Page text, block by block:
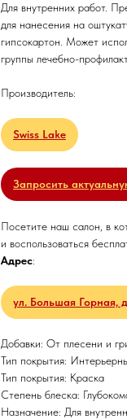
Для внутренних работ.
для нанесения на
гипсокартон. Может
группы лечебно-
Производитель:
Swiss Lake
Запросить
Посетите наш салон, в
и воспользоваться
Адрес:
ул. Большая Горная,
Добавки: От плесени и
Тип покрытия:
Тип покрытия: Краска
Степень блеска:
Назначение: Для